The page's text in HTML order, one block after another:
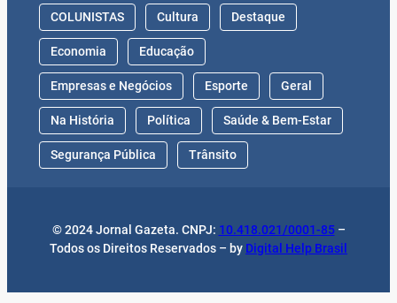
COLUNISTAS Cultura Destaque
Economia Educação
Empresas e Negócios Esporte Geral
Na História Política Saúde & Bem-Estar
Segurança Pública Trânsito
© 2024 Jornal Gazeta. CNPJ: 10.418.021/0001-85–
Todos os Direitos Reservados – by Digital Help Brasil